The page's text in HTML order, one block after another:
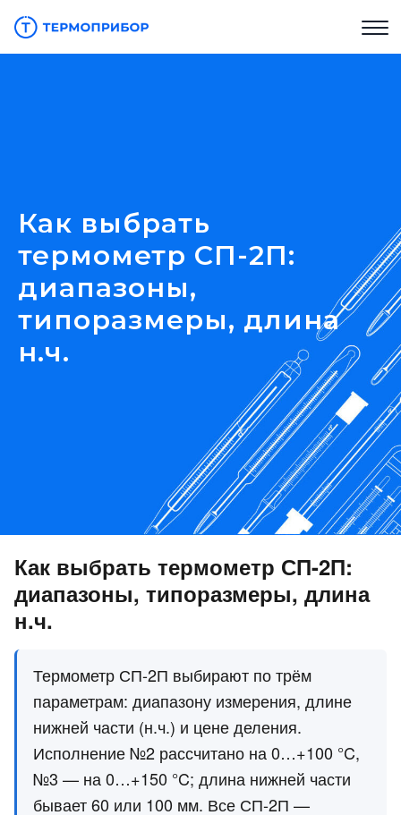
Как выбрать
термометр СП-2П:
диапазоны,
типоразмеры, длина
н.ч.
Как выбрать термометр СП-2П:
диапазоны, типоразмеры, длина
н.ч.
Термометр СП-2П выбирают по трём
параметрам: диапазону измерения, длине
нижней части (н.ч.) и цене деления.
Исполнение №2 рассчитано на 0…+100 °C,
№3 — на 0…+150 °C; длина нижней части
бывает 60 или 100 мм. Все СП-2П —